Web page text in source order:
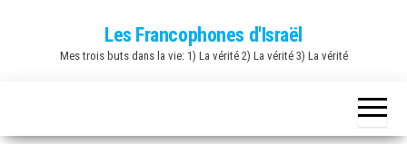
Les Francophones d'Israël
Mes trois buts dans la vie: 1) La vérité 2) La vérité 3) La vérité